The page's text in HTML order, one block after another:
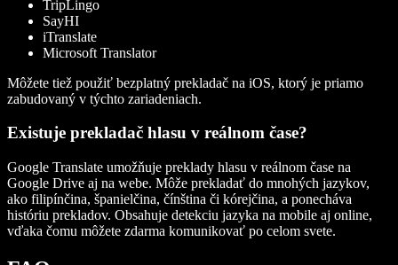
TripLingo
SayHI
iTranslate
Microsoft Translator
Môžete tiež použiť bezplatný prekladač na iOS, ktorý je priamo
zabudovaný v týchto zariadeniach.
Existuje prekladač hlasu v reálnom čase?
Google Translate umožňuje preklady hlasu v reálnom čase na
Google Drive aj na webe. Môže prekladať do mnohých jazykov,
ako filipínčina, španielčina, čínština či kórejčina, a ponecháva
históriu prekladov. Obsahuje detekciu jazyka na mobile aj online,
vďaka čomu môžete zdarma komunikovať po celom svete.